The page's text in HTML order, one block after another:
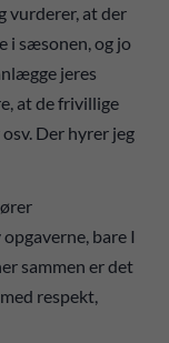
vurderer, at der
i sæsonen, og jo
jeres
at de frivillige
Der hyrer jeg
bare I
sammen er det
respekt,